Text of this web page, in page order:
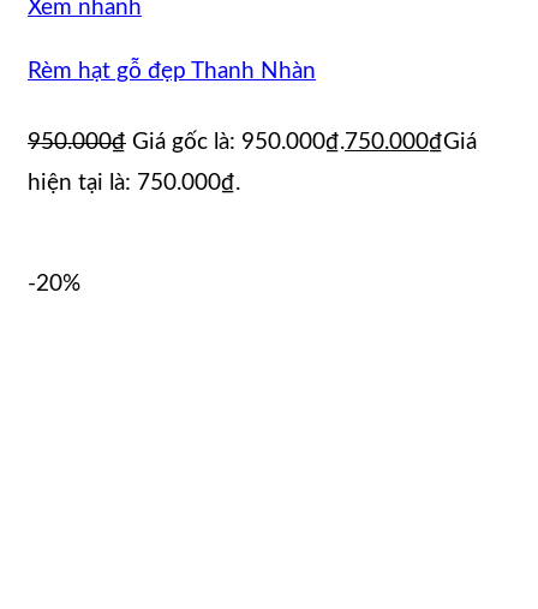
Xem nhanh
Rèm hạt gỗ đẹp Thanh Nhàn
950.000₫ Giá gốc là: 950.000₫.750.000₫Giá
hiện tại là: 750.000₫.
-20%